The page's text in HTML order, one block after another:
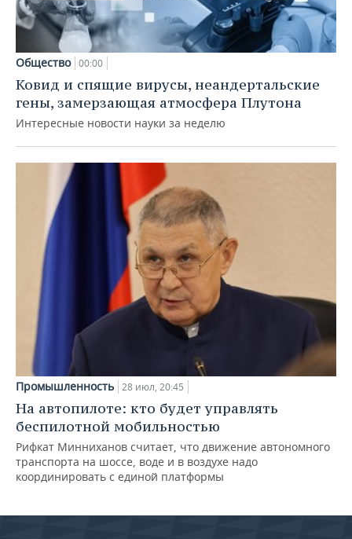
Общество 00:00
Ковид и спящие вирусы, неандертальские
гены, замерзающая атмосфера Плутона
Интересные новости науки за неделю
Промышленность 28 июл, 20:45
На автопилоте: кто будет управлять
беспилотной мобильностью
Рифкат Минниханов считает, что движение автономного
транспорта на шоссе, воде и в воздухе надо
координировать с единой платформы